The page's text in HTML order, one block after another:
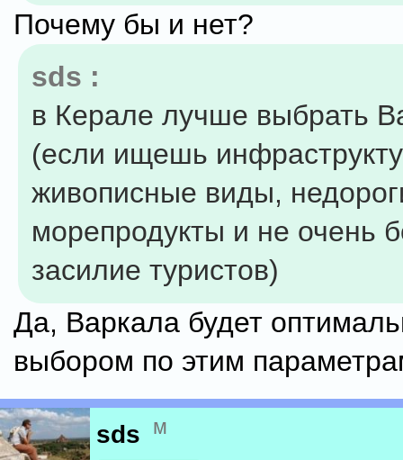
Почему бы и нет?
sds :
в Керале лучше выбрать
(если ищешь
живописные виды,
морепродукты и не очень
засилие туристов)
Да, Варкала будет
выбором по этим
sds м